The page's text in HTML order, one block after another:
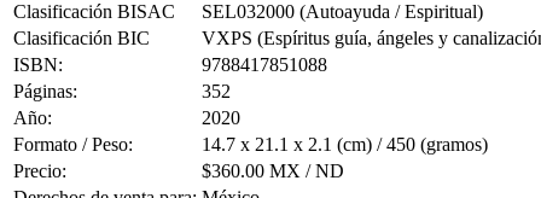
Clasificación BISAC
SEL032000 (Autoayuda / Espiritual)
Clasificación BIC
VXPS (Espíritus guía, ángeles y
ISBN:
9788417851088
Páginas:
352
Año:
2020
Formato / Peso:
14.7 x 21.1 x 2.1 (cm) / 450 (gramos)
Precio:
$360.00 MX / ND